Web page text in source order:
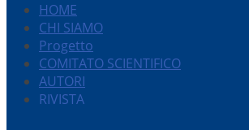
HOME
CHI SIAMO
Progetto
COMITATO SCIENTIFICO
AUTORI
RIVISTA